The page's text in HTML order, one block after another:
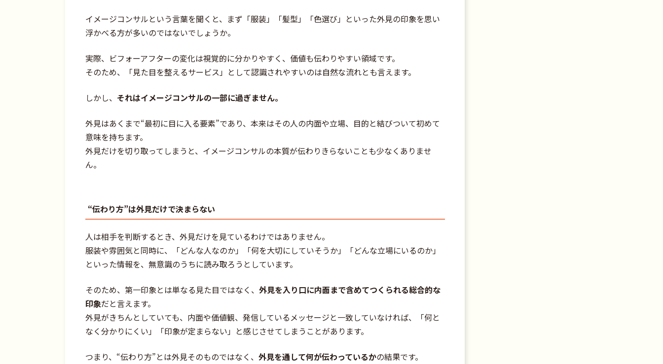
イメージコンサルという言葉を聞くと、まず「服装」「髪型」「色選び」といった外見の印象を思い
浮かべる方が多いのではないでしょうか。
実際、ビフォーアフターの変化は視覚的に分かりやすく、価値も伝わりやすい領域です。
そのため、「見た目を整えるサービス」として認識されやすいのは自然な流れとも言えます。
しかし、 それはイメージコンサルの一部に過ぎません。
外見はあくまで“最初に目に入る要素”であり、本来はその人の内面や立場、目的と結びついて初めて
意味を持ちます。
外見だけを切り取ってしまうと、イメージコンサルの本質が伝わりきらないことも少なくありませ
ん。
“伝わり方”は外見だけで決まらない
人は相手を判断するとき、外見だけを見ているわけではありません。
服装や雰囲気と同時に、「どんな人なのか」「何を大切にしていそうか」「どんな立場にいるのか」
といった情報を、無意識のうちに読み取ろうとしています。
そのため、第一印象とは単なる見た目ではなく、 外見を入り口に内面まで含めてつくられる総合的な
印象だと言えます。
外見がきちんとしていても、内面や価値観、発信しているメッセージと一致していなければ、「何と
なく分かりにくい」「印象が定まらない」と感じさせてしまうことがあります。
つまり、“伝わり方”とは外見そのものではなく、 外見を通して何が伝わっているかの結果です。